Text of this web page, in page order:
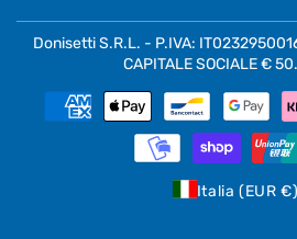
Donisetti S.R.L. - P.IVA:
CAPITALE SOCIALE €
Metodi
Italia (EUR €)